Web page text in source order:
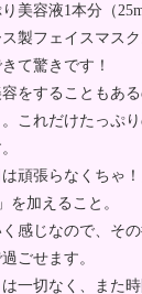
美容液1本分（
製フェイスマスク
て驚きです！
をすることもある
これだけたっぷ
頑張らなくちゃ
を加えること。
感じなので、そ
ごせます。
一切なく 、また